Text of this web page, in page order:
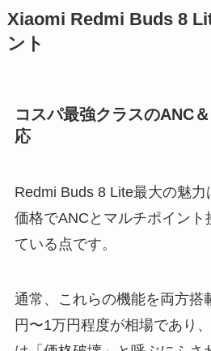
Xiaomi Redmi Buds 8
ント
コスパ最強クラスのANC
応
Redmi Buds 8 Lite最大の魅力
価格でANCとマルチポイント
ている点です。
通常、これらの機能を両方搭
円〜1万円程度が相場であり